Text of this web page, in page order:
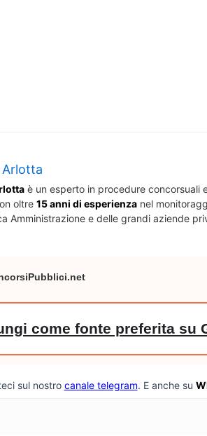
Arlotta
è un esperto in procedure concorsuali
oltre 15 anni di esperienza nel
Amministrazione e delle grandi aziende
come fonte preferita su
sul nostro canale telegram. E anche su